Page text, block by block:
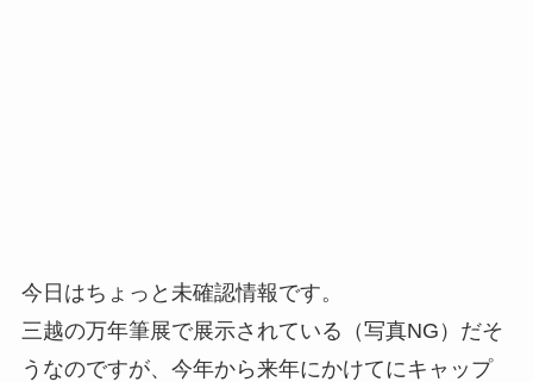
今日はちょっと未確認情報です。
三越の万年筆展で展示されている（写真NG）だそ
うなのですが、今年から来年にかけてにキャップ